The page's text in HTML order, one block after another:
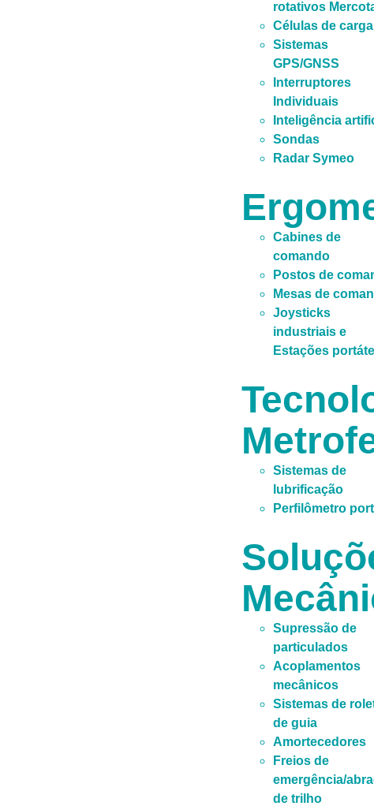
rotativos
Células de carga
Sistemas
GPS/GNSS
Interruptores
Individuais
Inteligência
Sondas
Radar Symeo
Cabines de
comando
Postos de
Mesas de
Joysticks
industriais e
Estações
Sistemas de
lubrificação
Perfilômetro
Supressão de
particulados
Acoplamentos
mecânicos
Sistemas de
de guia
Amortecedores
Freios de
emergência/
de trilho